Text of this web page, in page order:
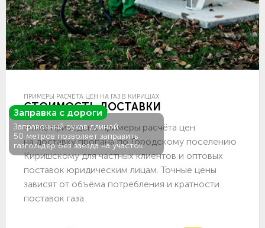
Заправка с дороги
Заправочный рукав длиной
50 метров позволяет заправить
газгольдер без заезда на участок.
ПРИМЕРЫ РАСЧЁТА ЦЕН НА ГАЗ В КИРИШАХ
СТОИМОСТЬ ДОСТАВКИ
Ниже приведены примеры расчёта цен
на доставку пропана по Городскому поселению
Киришскому для частных клиентов и оптовых
поставок юридическим лицам. Точные цены
зависят от объёма потребления и кратности
поставок газа.